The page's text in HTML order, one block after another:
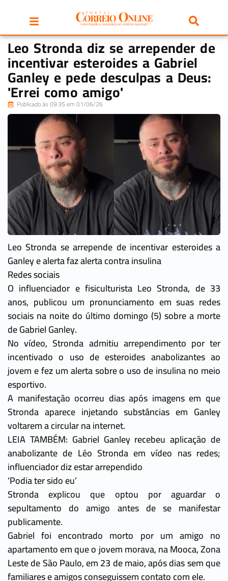
Leo Stronda diz se arrepender de
incentivar esteroides a Gabriel
Ganley e pede desculpas a Deus:
'Errei como amigo'
Publicado às 09:35 em 01/06/26
Leo Stronda se arrepende de incentivar esteroides a
Ganley e alerta faz alerta contra insulina
Redes sociais
O influenciador e fisiculturista Leo Stronda, de 33
anos, publicou um pronunciamento em suas redes
sociais na noite do último domingo (5) sobre a morte
de Gabriel Ganley.
No vídeo, Stronda admitiu arrependimento por ter
incentivado o uso de esteroides anabolizantes ao
jovem e fez um alerta sobre o uso de insulina no meio
esportivo.
A manifestação ocorreu dias após imagens em que
Stronda aparece injetando substâncias em Ganley
voltarem a circular na internet.
LEIA TAMBÉM: Gabriel Ganley recebeu aplicação de
anabolizante de Léo Stronda em vídeo nas redes;
influenciador diz estar arrependido
‘Podia ter sido eu’
Stronda explicou que optou por aguardar o
sepultamento do amigo antes de se manifestar
publicamente.
Gabriel foi encontrado morto por um amigo no
apartamento em que o jovem morava, na Mooca, Zona
Leste de São Paulo, em 23 de maio, após dias sem que
familiares e amigos conseguissem contato com ele.